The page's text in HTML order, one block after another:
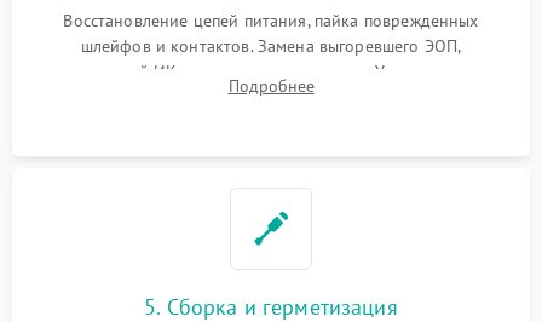
Восстановление цепей питания, пайка поврежденных
шлейфов и контактов. Замена выгоревшего ЭОП,
неисправной ИК-подсветки или матрицы. Ультразвуковая
очистка плат и удаление загрязнений с линз объектива и
Подробнее
5. Сборка и герметизация